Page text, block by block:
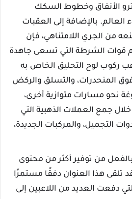
الأنفاق وخطوط السكك
العالم. بالإضافة إلى العقبات
​​من الجري اللامتناهي، فإن
الشرطة التي تسعى جاهدة
ركوب لوح التحليق الخاص به
المنحدرات، والتسلق والركض
نحو مسارات متوازية أخرى،
جمع العملات الذهبية التي
التجميل، والمركبات الجديدة،
من توفير أكثر من محتوى
تلقى هذا العنوان دفقًا مستمرًا
دفعت العديد من اللاعبين إلى